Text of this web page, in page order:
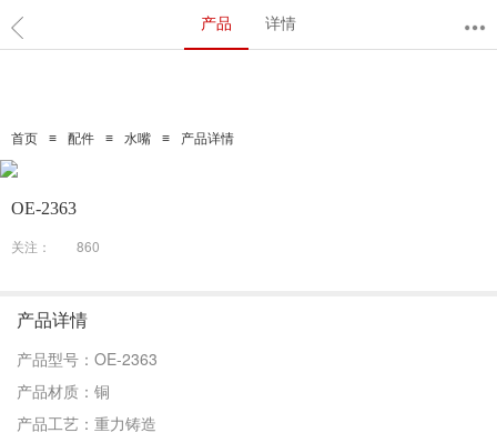
首页 ≡ 配件 ≡ 水嘴 ≡ 产品详情
产品 详情
OE-2363
关注：
860
产品详情
产品型号：OE-2363
产品材质：铜
产品工艺：重力铸造